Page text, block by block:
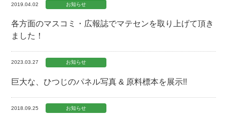
2019.04.02 お知らせ
各方面のマスコミ・広報誌でマテセンを取り上げて頂き
ました！
2023.03.27 お知らせ
巨大な、ひつじのパネル写真 & 原料標本を展示!!
2018.09.25 お知らせ